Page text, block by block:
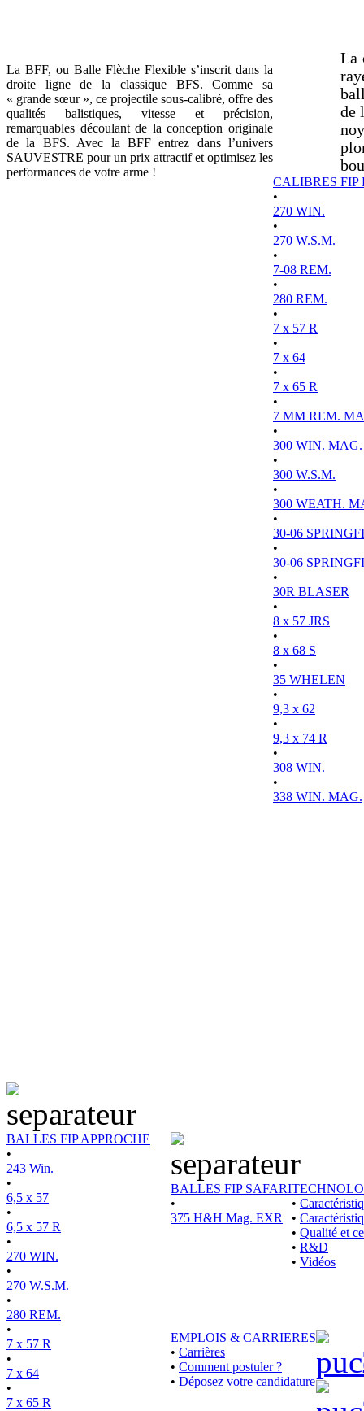
La BFF, ou Balle Flèche Flexible s’inscrit dans la
droite ligne de la classique BFS. Comme sa
« grande sœur », ce projectile sous-calibré, offre des
qualités balistiques, vitesse et précision,
remarquables découlant de la conception originale
de la BFS. Avec la BFF entrez dans l’univers
SAUVESTRE pour un prix attractif et optimisez les
performances de votre arme !
La
de
CALIBRES FIP
•
270 WIN.
•
270 W.S.M.
•
7-08 REM.
•
280 REM.
•
7 x 57 R
•
7 x 64
•
7 x 65 R
•
7 MM REM.
•
300 WIN. MAG.
•
300 W.S.M.
•
300 WEATH.
•
30-06
•
30-06
•
30R BLASER
•
8 x 57 JRS
•
8 x 68 S
•
35 WHELEN
•
9,3 x 62
•
9,3 x 74 R
•
308 WIN.
•
338 WIN. MAG.
BALLES FIP APPROCHE
•
243 Win.
•
6,5 x 57
•
6,5 x 57 R
•
270 WIN.
•
270 W.S.M.
•
280 REM.
•
7 x 57 R
•
7 x 64
•
7 x 65 R
BALLES FIP SAFARI
•
375 H&H Mag. EXR
•
•
• Qualité et
• R&D
• Vidéos
EMPLOIS & CARRIERES
• Carrières
• Comment postuler ?
• Déposez votre candidature